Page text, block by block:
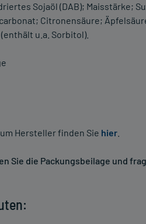
Sojaöl (DAB); Maisstärke;
Citronensäure;
u.a. Sorbitol).
Hersteller finden Sie hier
Sie die Packungsbeilage und